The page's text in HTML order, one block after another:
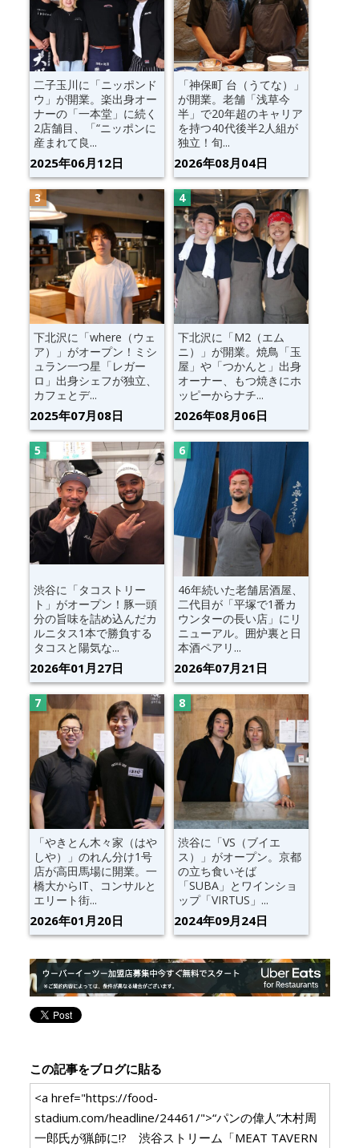
二子玉川に「ニッポンド
ウ」が開業。楽出身オー
ナーの「一本堂」に続く
2店舗目、「“ニッポンに
産まれて良...
2025年06月12日
「神保町 台（うてな）」
が開業。老舗「浅草今
半」で20年超のキャリア
を持つ40代後半2人組が
独立！旬...
2026年08月04日
下北沢に「where（ウェ
ア）」がオープン！ミシ
ュラン一つ星「レガー
ロ」出身シェフが独立、
カフェとデ...
2025年07月08日
下北沢に「M2（エム
ニ）」が開業。焼鳥「玉
屋」や「つかんと」出身
オーナー、もつ焼きにホ
ッピーからナチ...
2026年08月06日
渋谷に「タコストリー
ト」がオープン！豚一頭
分の旨味を詰め込んだカ
ルニタス1本で勝負する
タコスと陽気な...
2026年01月27日
46年続いた老舗居酒屋、
二代目が「平塚で1番カ
ウンターの長い店」にリ
ニューアル。囲炉裏と日
本酒ペアリ...
2026年07月21日
「やきとん木々家（はや
しや）」のれん分け1号
店が高田馬場に開業。一
橋大からIT、コンサルと
エリート街...
2026年01月20日
渋谷に「VS（ブイエ
ス）」がオープン。京都
の立ち食いそば
「SUBA」とワインショ
ップ「VIRTUS」...
2024年09月24日
この記事をブログに貼る
<a href="https://food-
stadium.com/headline/24461/">“パンの偉人”木村周
一郎氏が猟師に!? 渋谷ストリーム「MEAT TAVERN